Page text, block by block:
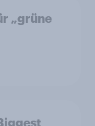
„grüne